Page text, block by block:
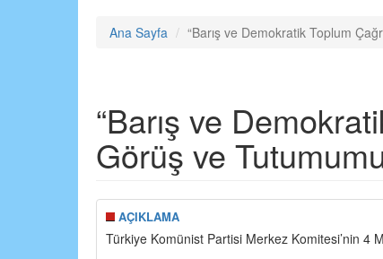
Ana Sayfa “Barış ve Demokratik Toplum
“Barış ve
Görüş ve
AÇIKLAMA
Türkiye Komünist Partisi Merkez Komitesi’nin 4